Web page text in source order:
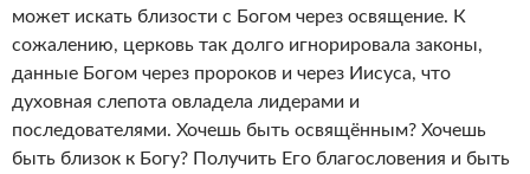
может искать близости с Богом через освящение. К
сожалению, церковь так долго игнорировала законы,
данные Богом через пророков и через Иисуса, что
духовная слепота овладела лидерами и
последователями. Хочешь быть освящённым? Хочешь
быть близок к Богу? Получить Его благословения и быть